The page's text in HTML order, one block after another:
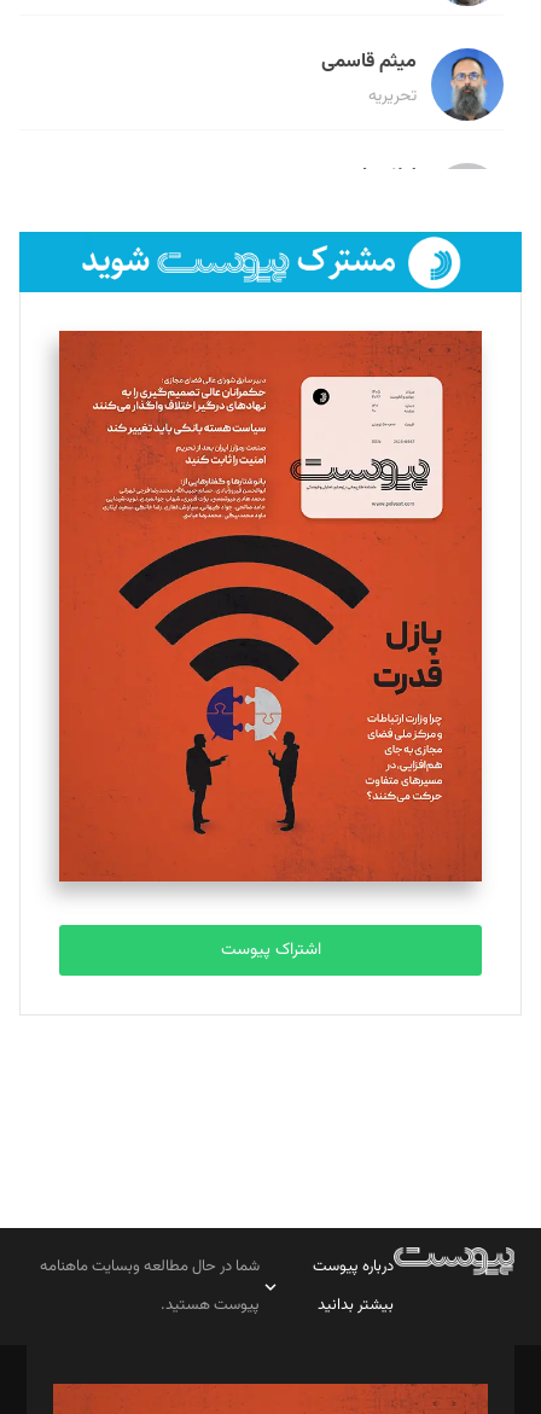
میثم قاسمی
تحریریه
لیلا حنارود
فائزه فتحی رستمی
تحریریه
سروش کرمیان
تحریریه
مینا پاکدل
یسنا امان‌پور
تحریریه
ملینا جعفری
تحریریه
مصطفی مسجدی آرانی
تحریریه
بابک نقاش
تحریریه
اشتراک پیوست
درباره پیوست
بیشتر بدانید
شما در حال مطالعه وبسایت ماهنامه
پیوست هستید.
مدیر مسئول: محمدباقر اثنی‌عشری